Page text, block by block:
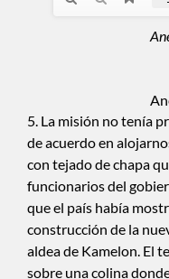
5. La misión no tenía
de acuerdo en
con tejado de chapa
funcionarios del
que el país había
construcción de la
aldea de Kamelon. El
sobre una colina